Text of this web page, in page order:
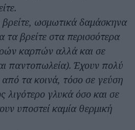
βρείτε, ωσμωτικά δαμάσκηνα
τα βρείτε στα περισσότερα
καρπών αλλά και σε
παντοπωλεία). Έχουν πολύ
τα κοινά, τόσο σε γεύση
λιγότερο γλυκά όσο και σε
υποστεί καμία θερμική